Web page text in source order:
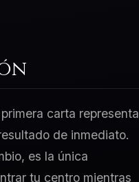
carta representa
de inmediato.
es la única
tu centro mientras